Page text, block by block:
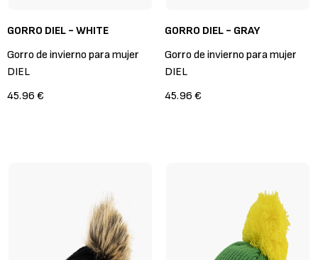
GORRO DIEL - WHITE
Gorro de invierno para mujer
DIEL
45.96 €
GORRO DIEL - GRAY
Gorro de invierno para mujer
DIEL
45.96 €